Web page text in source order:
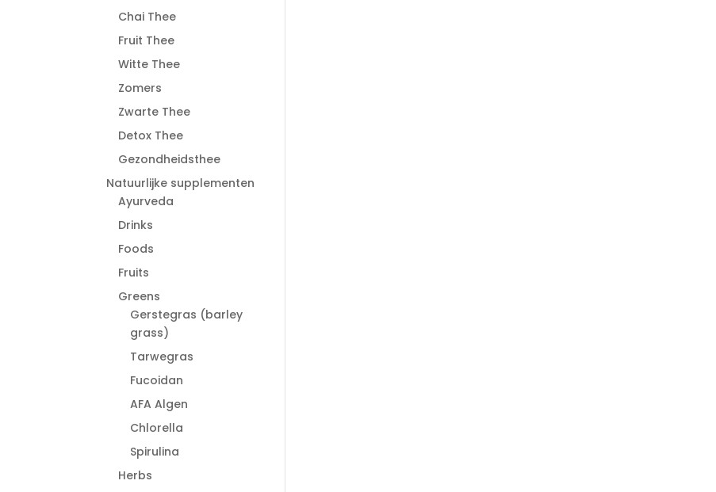
Chai Thee
Fruit Thee
Witte Thee
Zomers
Zwarte Thee
Detox Thee
Gezondheidsthee
Natuurlijke supplementen
Ayurveda
Drinks
Foods
Fruits
Greens
Gerstegras (barley
grass)
Tarwegras
Fucoidan
AFA Algen
Chlorella
Spirulina
Herbs